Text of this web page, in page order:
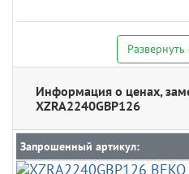
Информация о ценах,
XZRA2240GBP126
Запрошенный артикул: